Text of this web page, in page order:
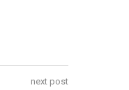
next post